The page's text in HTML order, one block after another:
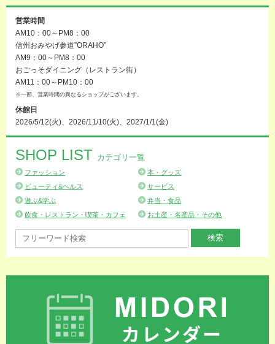
営業時間
AM10：00～PM8：00
信州おみやげ参道”ORAHO”
AM9：00～PM8：00
おごっそダイニング（レストラン街）
AM11：00～PM10：00
※一部、営業時間の異なるショップがございます。
休館日
2026/5/12(火)、2026/11/10(火)、2027/1/1(金)
SHOP LIST カテゴリ一覧
ファッション
本・グッズ
ビューティ&ヘルス
サービス
遊ぶ&学ぶ
弁当・食品
飲食・レストラン・喫茶・カフェ
お土産・名産品・その他